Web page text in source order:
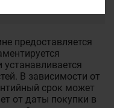
предоставляется
В зависимости от
срок может
от даты покупки в